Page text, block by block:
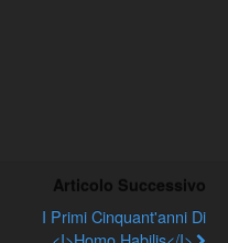
Articolo Successivo
I Primi Cinquant'anni Di